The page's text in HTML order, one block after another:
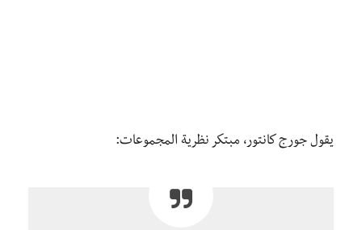
يقول جورج كانتور، مبتكر نظرية المجموعات: